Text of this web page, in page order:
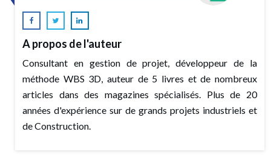
A propos de l'auteur
Consultant en gestion de projet, développeur de la
méthode WBS 3D, auteur de 5 livres et de nombreux
articles dans des magazines spécialisés. Plus de 20
années d'expérience sur de grands projets industriels et
de Construction.